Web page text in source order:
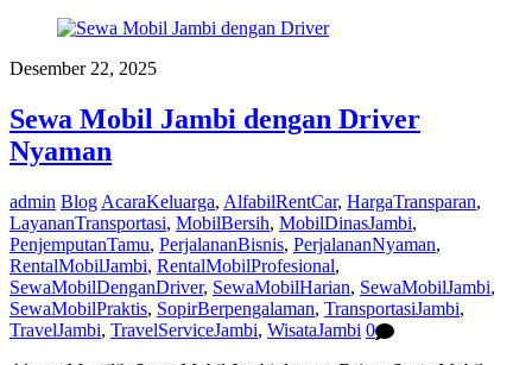
Desember 22, 2025
Sewa Mobil Jambi dengan Driver
Nyaman
admin Blog AcaraKeluarga, AlfabilRentCar, HargaTransparan,
LayananTransportasi, MobilBersih, MobilDinasJambi,
PenjemputanTamu, PerjalananBisnis, PerjalananNyaman,
RentalMobilJambi, RentalMobilProfesional,
SewaMobilDenganDriver, SewaMobilHarian, SewaMobilJambi,
SewaMobilPraktis, SopirBerpengalaman, TransportasiJambi,
TravelJambi, TravelServiceJambi, WisataJambi 0